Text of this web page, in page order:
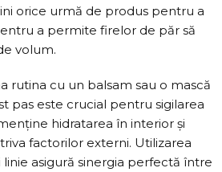
orice urmă de produs pentru a
a permite firelor de păr să
volum.
rutina cu un balsam sau o mască
pas este crucial pentru sigilarea
hidratarea în interior și
factorilor externi. Utilizarea
asigură sinergia perfectă între